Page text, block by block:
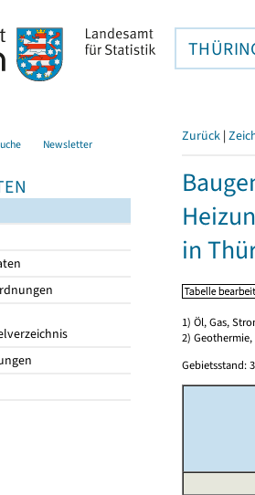
Newsletter Zurück |
in
1) Öl, Gas,
2)
Gebietsstand: